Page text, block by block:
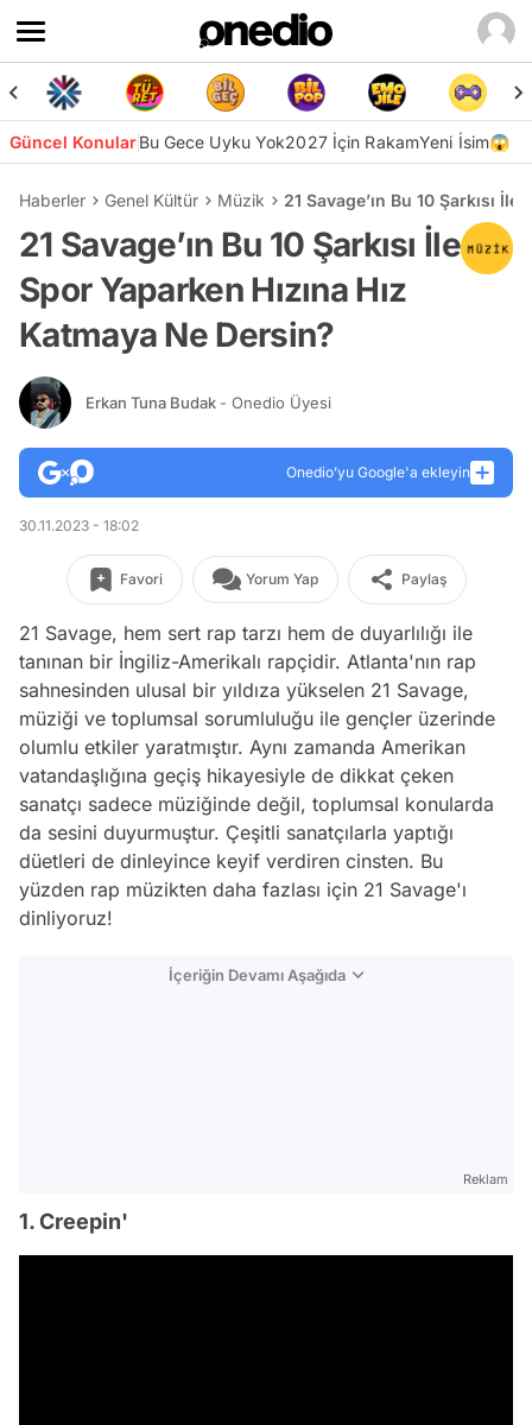
Güncel KonularBu Gece Uyku Yok2027 İçin RakamYeni İsim😱
Haberler Genel Kültür Müzik 21 Savage’ın Bu 10 Şarkısı
21 Savage’ın Bu 10 Şarkısı İle
Spor Yaparken Hızına Hız
Katmaya Ne Dersin?
Erkan Tuna Budak - Onedio Üyesi
Onedio’yu Google'a ekleyin
30.11.2023 - 18:02
Favori Yorum Yap Paylaş
21 Savage, hem sert rap tarzı hem de duyarlılığı ile
tanınan bir İngiliz-Amerikalı rapçidir. Atlanta'nın rap
sahnesinden ulusal bir yıldıza yükselen 21 Savage,
müziği ve toplumsal sorumluluğu ile gençler üzerinde
olumlu etkiler yaratmıştır. Aynı zamanda Amerikan
vatandaşlığına geçiş hikayesiyle de dikkat çeken
sanatçı sadece müziğinde değil, toplumsal konularda
da sesini duyurmuştur. Çeşitli sanatçılarla yaptığı
düetleri de dinleyince keyif verdiren cinsten. Bu
yüzden rap müzikten daha fazlası için 21 Savage'ı
dinliyoruz!
İçeriğin Devamı Aşağıda
Reklam
1. Creepin'